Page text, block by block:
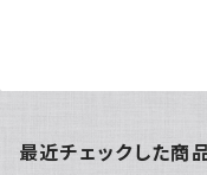
最近チェックした商